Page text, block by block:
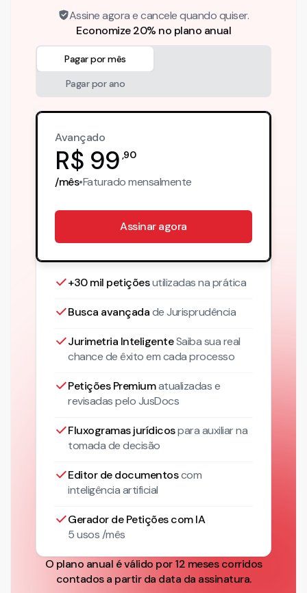
Assine agora e cancele quando quiser.
Economize 20% no plano anual
Pagar por mês
Pagar por ano
Avançado
R$ 99 ,90
/mês•Faturadomensalmente
Assinar agora
+30 mil petiçõesutilizadas na prática
Busca avançadade Jurisprudência
Jurimetria InteligenteSaiba sua real
chance de êxito em cada processo
Petições Premiumatualizadase
revisadas pelo JusDocs
Fluxogramas jurídicospara auxiliar na
tomada de decisão
Editor de documentoscom
inteligência artificial
Gerador de Petições com IA
5 usos /mês
O plano anual é válido por 12 meses corridos
contados a partir da data da assinatura.